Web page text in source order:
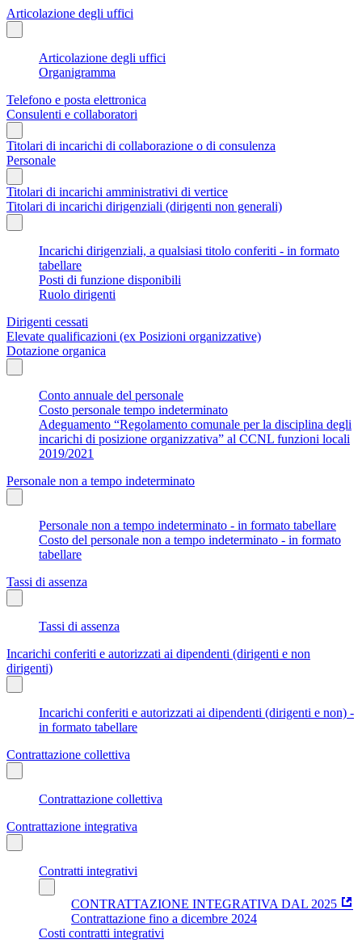
Articolazione degli uffici
Articolazione degli uffici
Organigramma
Telefono e posta elettronica
Consulenti e collaboratori
Titolari di incarichi di collaborazione o di consulenza
Personale
Titolari di incarichi amministrativi di vertice
Titolari di incarichi dirigenziali (dirigenti non generali)
Incarichi dirigenziali, a qualsiasi titolo conferiti - in formato
tabellare
Posti di funzione disponibili
Ruolo dirigenti
Dirigenti cessati
Elevate qualificazioni (ex Posizioni organizzative)
Dotazione organica
Conto annuale del personale
Costo personale tempo indeterminato
Adeguamento “Regolamento comunale per la disciplina degli
incarichi di posizione organizzativa” al CCNL funzioni locali
2019/2021
Personale non a tempo indeterminato
Personale non a tempo indeterminato - in formato tabellare
Costo del personale non a tempo indeterminato - in formato
tabellare
Tassi di assenza
Tassi di assenza
Incarichi conferiti e autorizzati ai dipendenti (dirigenti e non
dirigenti)
Incarichi conferiti e autorizzati ai dipendenti (dirigenti e non) -
in formato tabellare
Contrattazione collettiva
Contrattazione collettiva
Contrattazione integrativa
Contratti integrativi
CONTRATTAZIONE INTEGRATIVA DAL 2025
Contrattazione fino a dicembre 2024
Costi contratti integrativi